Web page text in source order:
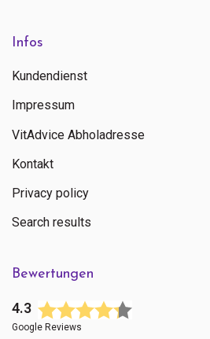
Infos
Kundendienst
Impressum
VitAdvice Abholadresse
Kontakt
Privacy policy
Search results
Bewertungen
4.3
Google Reviews